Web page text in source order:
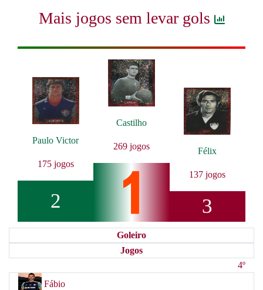
Mais jogos sem levar gols
Paulo Victor
175 jogos
2
Castilho
269 jogos Félix
137 jogos
3
Goleiro
Jogos
4º
Fábio